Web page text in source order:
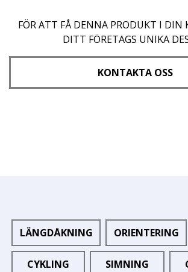
FÖR ATT FÅ DENNA PRODUKT I DIN
DITT FÖRETAGS UNIKA
KONTAKTA OSS
LÄNGDÅKNING ORIENTERING
CYKLING SIMNING